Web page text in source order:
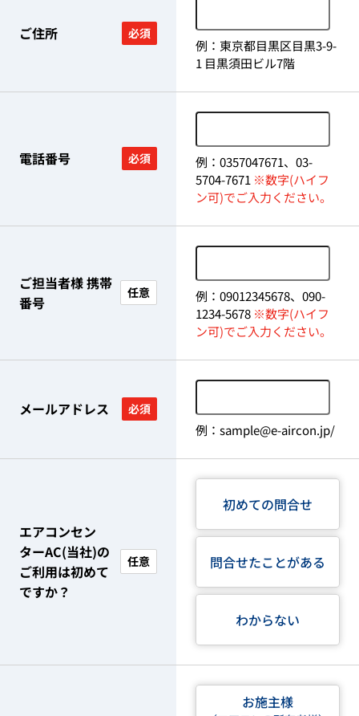
ご住所 必須
例：東京都目黒区目黒3-9-
1 目黒須田ビル7階
電話番号 必須
例：0357047671、03-
5704-7671 ※数字(ハイフ
ン可)でご入力ください。
ご担当者様 携帯
番号
任意
例：09012345678、090-
1234-5678 ※数字(ハイフ
ン可)でご入力ください。
メールアドレス 必須
例：sample@e-aircon.jp/
エアコンセン
ターAC(当社)の
ご利用は初めて
ですか？
任意
初めての問合せ
問合せたことがある
わからない
お施主様